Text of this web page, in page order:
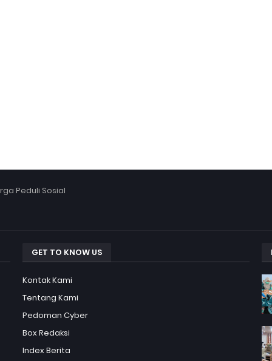
Peduli Sosial
GET TO KNOW US
Kontak Kami
Tentang Kami
Pedoman Cyber
Box Redaksi
Index Berita